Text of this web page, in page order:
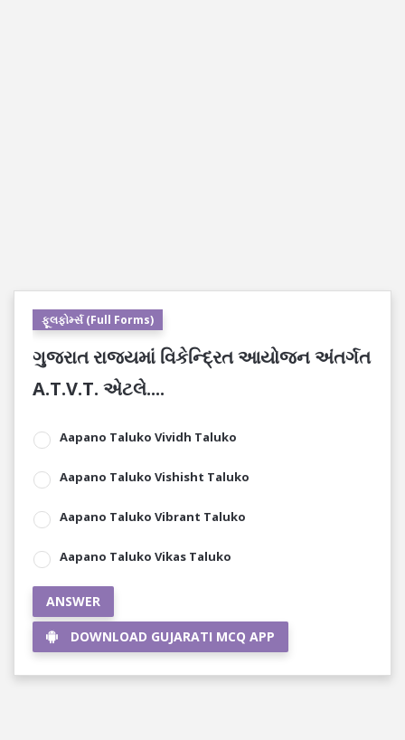
ફૂલફોર્મ્સ (Full Forms)
ગુજરાત રાજયમાં વિકેન્દ્રિત આયોજન અંતર્ગત
A.T.V.T. એટલે....
Aapano Taluko Vividh Taluko
Aapano Taluko Vishisht Taluko
Aapano Taluko Vibrant Taluko
Aapano Taluko Vikas Taluko
ANSWER
DOWNLOAD GUJARATI MCQ APP